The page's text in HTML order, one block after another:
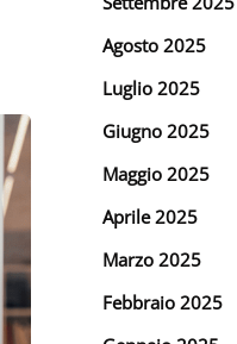
Agosto 2025
Luglio 2025
Giugno 2025
Maggio 2025
Aprile 2025
Marzo 2025
Febbraio 2025